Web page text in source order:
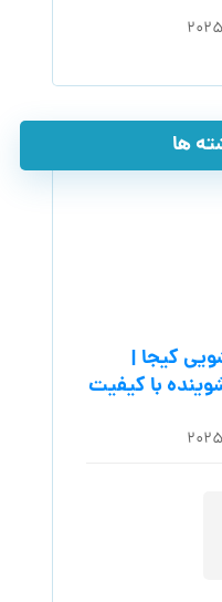
ها
کیجا |
با کیفیت